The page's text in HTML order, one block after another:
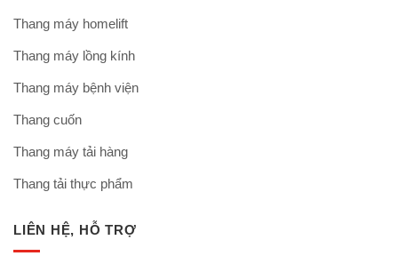
Thang máy homelift
Thang máy lồng kính
Thang máy bệnh viện
Thang cuốn
Thang máy tải hàng
Thang tải thực phẩm
LIÊN HỆ, HỖ TRỢ